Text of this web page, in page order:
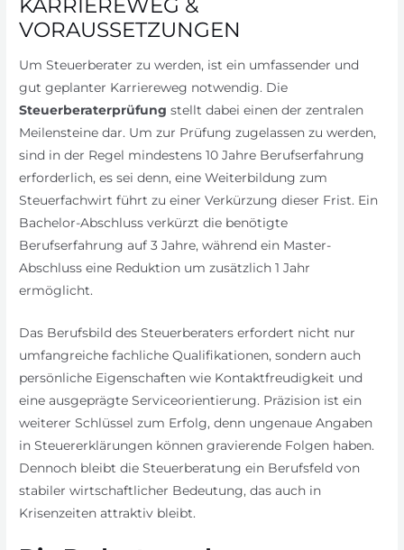
KARRIEREWEG &
VORAUSSETZUNGEN
Um Steuerberater zu werden, ist ein umfassender und
gut geplanter Karriereweg notwendig. Die
Steuerberaterprüfung stellt dabei einen der zentralen
Meilensteine dar. Um zur Prüfung zugelassen zu werden,
sind in der Regel mindestens 10 Jahre Berufserfahrung
erforderlich, es sei denn, eine Weiterbildung zum
Steuerfachwirt führt zu einer Verkürzung dieser Frist. Ein
Bachelor-Abschluss verkürzt die benötigte
Berufserfahrung auf 3 Jahre, während ein Master-
Abschluss eine Reduktion um zusätzlich 1 Jahr
ermöglicht.
Das Berufsbild des Steuerberaters erfordert nicht nur
umfangreiche fachliche Qualifikationen, sondern auch
persönliche Eigenschaften wie Kontaktfreudigkeit und
eine ausgeprägte Serviceorientierung. Präzision ist ein
weiterer Schlüssel zum Erfolg, denn ungenaue Angaben
in Steuererklärungen können gravierende Folgen haben.
Dennoch bleibt die Steuerberatung ein Berufsfeld von
stabiler wirtschaftlicher Bedeutung, das auch in
Krisenzeiten attraktiv bleibt.